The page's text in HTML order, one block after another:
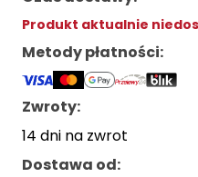
Produkt aktualnie
Metody płatności:
Zwroty:
14 dni na zwrot
Dostawa od: